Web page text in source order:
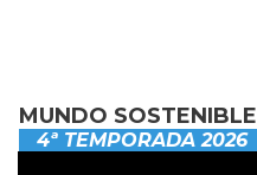
MUNDO SOSTENIBLE
4ª TEMPORADA 2026